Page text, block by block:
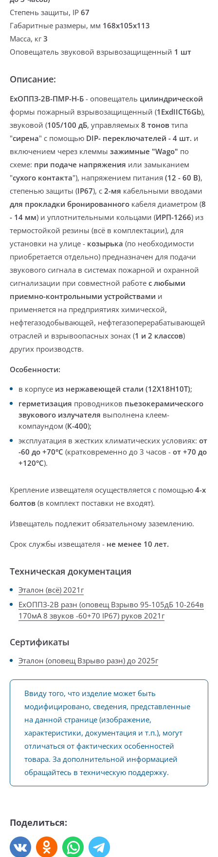
Степень защиты, IP 67
Габаритные размеры, мм 168х105х113
Масса, кг3
Оповещатель звуковой взрывозащищенный 1 шт
Описание:
ExОППЗ-2В-ПМР-Н-Б - оповещатель цилиндрической
формы пожарный взрывозащищенный (1ExdIICТ6Gb),
звуковой (105/100 дБ, управляемых 8 тонов типа
"сирена" с помощью DIP- переключателей - 4 шт. и
включением через клеммы зажимные "Wago" по
схеме: при подаче напряжения или замыканием
"сухого контакта"), напряжением питания (12 - 60 В),
степенью защиты (IP67), с 2-мя кабельными вводами
для прокладки бронированного кабеля диаметром (8
- 14 мм) и уплотнительными кольцами (ИРП-1266) из
термостойкой резины (всё в комплектации), для
установки на улице - козырька (по необходимости
приобретается отдельно) предназначен для подачи
звукового сигнала в системах пожарной и охранной
сигнализации при совместной работе с любыми
приемно-контрольными устройствами и
применяется на предприятиях химической,
нефтегазодобывающей, нефтегазоперерабатывающей
отраслей и взрывоопасных зонах (1 и 2 классов)
других производств.
Особенности:
в корпусе из нержавеющей стали (12Х18Н10Т);
герметизация проводников пьезокерамического
звукового излучателя выполнена клеем-
компаундом (К-400);
эксплуатация в жестких климатических условиях: от
-60 до +70°С (кратковременно до 3 часов - от +70 до
+120°С).
Крепление извещателя осуществляется с помощью 4-х
болтов (в комплект поставки не входят).
Извещатель подлежит обязательному заземлению.
Срок службы извещателя - не менее 10 лет.
Техническая документация
Эталон (всё) 2021г
ExОППЗ-2В разн (оповещ Взрыво 95-105дБ 10-264в
170мА 8 звуков -60+70 IP67) руков 2021г
Сертификаты
Эталон (оповещ Взрыво разн) до 2025г
Ввиду того, что изделие может быть
модифицировано, сведения, представленные
на данной странице (изображение,
характеристики, документация и т.п.), могут
отличаться от фактических особенностей
товара. За дополнительной информацией
обращайтесь в техническую поддержку.
Поделиться: